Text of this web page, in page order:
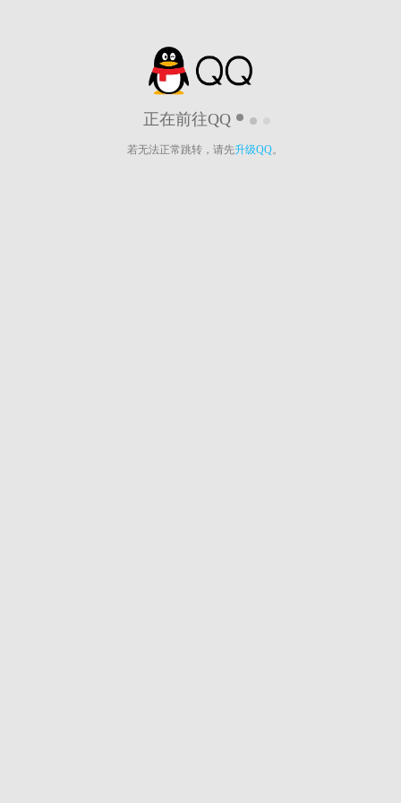
正在前往QQ
若无法正常跳转，请先升级QQ。